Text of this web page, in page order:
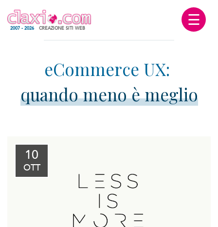
2007 - 2026 CREAZIONE SITI WEB ☰
quando meno è meglio
10
OTT